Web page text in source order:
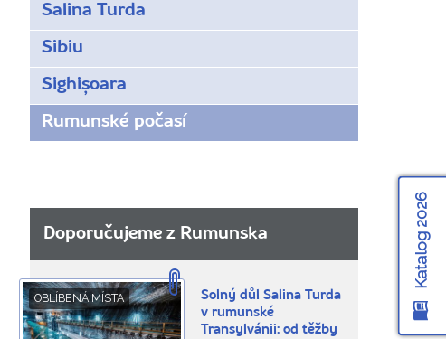
Salina Turda
Sibiu
Sighișoara
Rumunské počasí
Doporučujeme z Rumunska
OBLÍBENÁ MÍSTA
Solný důl Salina Turda
v rumunské
Transylvánii: od těžby
Katalog 2026